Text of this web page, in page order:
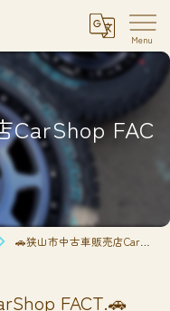
CarShop FAC
🚗狭山市中古車販売店CarShop FACT.🚗
FACT.🚗